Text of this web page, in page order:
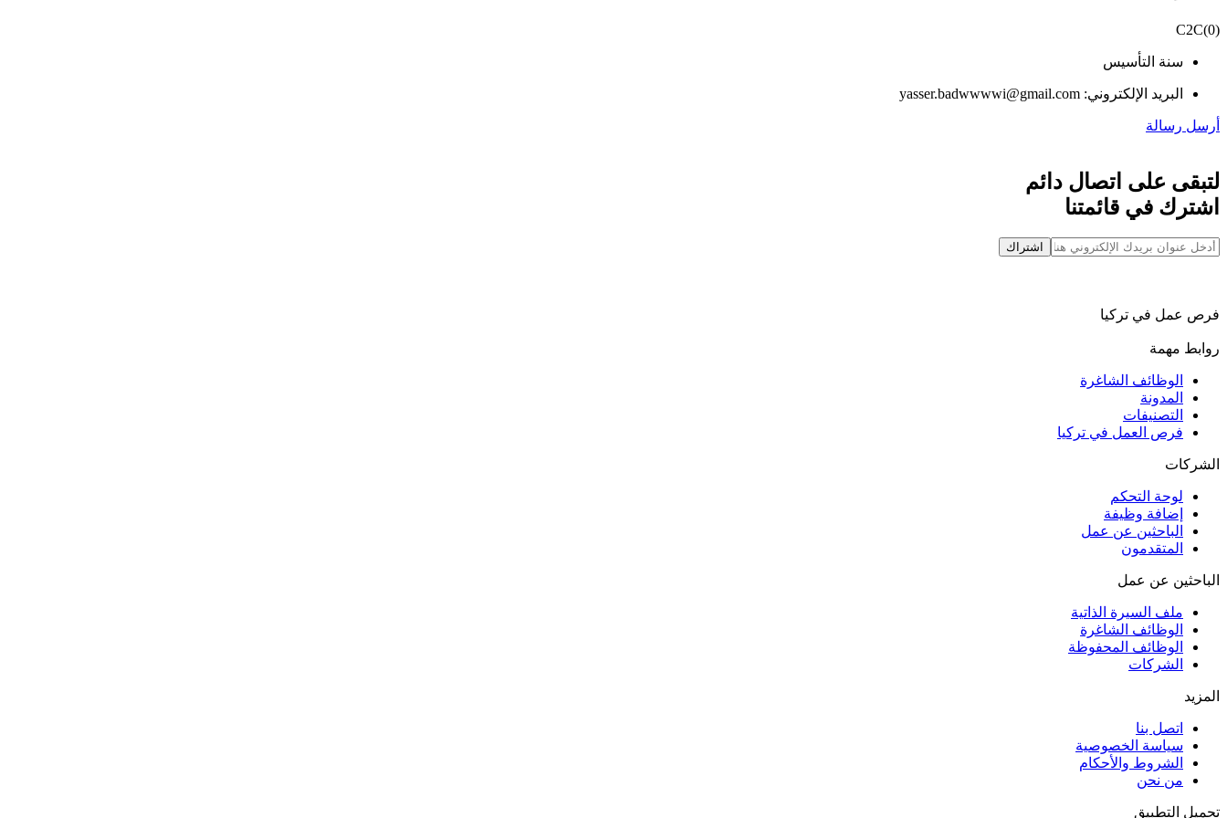
C2C(0)
سنة التأسيس
البريد الإلكتروني: yasser.badwwwwi@gmail.com
أرسل رسالة
لتبقى على اتصال دائم
اشترك في قائمتنا
اشتراك
فرص عمل في تركيا
روابط مهمة
الوظائف الشاغرة
المدونة
التصنيفات
فرص العمل في تركيا
الشركات
لوحة التحكم
إضافة وظيفة
الباحثين عن عمل
المتقدمون
الباحثين عن عمل
ملف السيرة الذاتية
الوظائف الشاغرة
الوظائف المحفوظة
الشركات
المزيد
اتصل بنا
سياسة الخصوصية
الشروط والأحكام
من نحن
تحميل التطبيق